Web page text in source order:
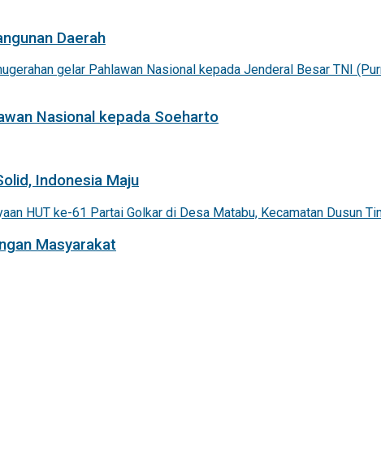
Daerah
Nasional kepada Soeharto
Indonesia Maju
Masyarakat